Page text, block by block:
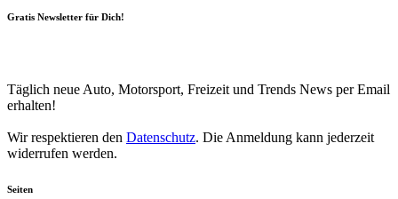
Gratis Newsletter für Dich!
Täglich neue Auto, Motorsport, Freizeit und Trends News per Email
erhalten!
Wir respektieren den Datenschutz. Die Anmeldung kann jederzeit
widerrufen werden.
Seiten